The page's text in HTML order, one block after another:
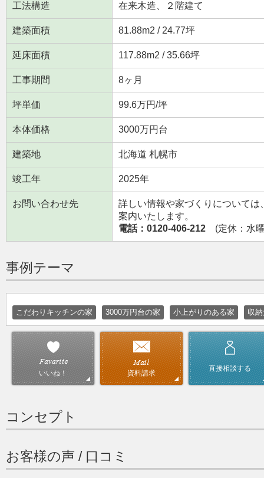
工法構造 在来木造、２階建て
建築面積 81.88m2 / 24.77坪
延床面積 117.88m2 / 35.66坪
工事期間 8ヶ月
坪単価 99.6万円/坪
本体価格 3000万円台
建築地 北海道 札幌市
竣工年 2025年
お問い合わせ先
詳しい情報や家づくりについて
案内いたします。
電話：0120-406-212 (定休：水
事例テーマ
こだわりキッチンの家 3000万円台の家 小上がりのある家 収
いいね！ 資料請求
直接相談する
コンセプト
お客様の声 / 口コミ